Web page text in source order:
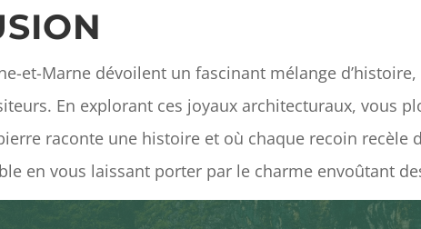
et-Marne dévoilent un fascinant mélange
En explorant ces joyaux architecturaux, vous
raconte une histoire et où chaque recoin recèle
en vous laissant porter par le charme envoûtant